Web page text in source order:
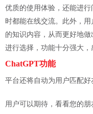
优质的使用体验，还能进
时都能在线交流。此外，
的知识内容，从而更好地
进行选择，功能十分强大，
ChatGPT功能
平台还将自动为用户匹配
用户可以期待，看看您的